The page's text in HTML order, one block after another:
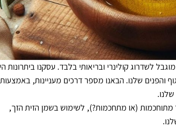
לשדרוג קולינרי ובריאותי בלבד. עסקנו ביתרונות
והפנים שלנו. הבאנו מספר דרכים מעניינות,
(או מתחכמות?), לשימוש בשמן הזית הזך,